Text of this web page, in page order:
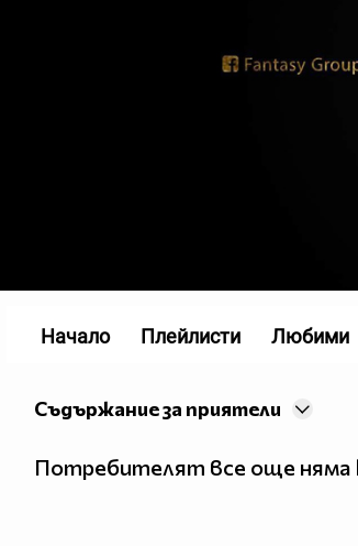
Съдържание за приятели
Потребителят все още няма
Начало Плейлисти Любими